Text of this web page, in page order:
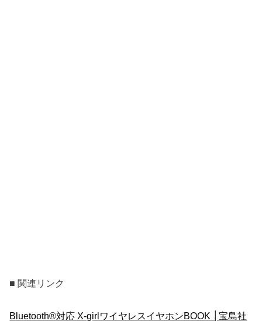
■ 関連リンク
Bluetooth®対応 X-girlワイヤレスイヤホンBOOK │宝島社